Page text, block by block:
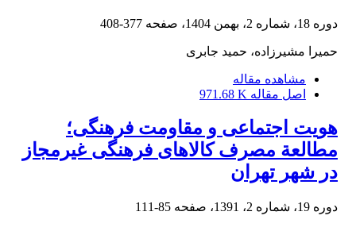
دوره 18، شماره 2، بهمن 1404، صفحه 377-408
حمیرا مشیرزاده، حمید جابری
مشاهده مقاله
اصل مقاله 971.68 K
هویت اجتماعی و مقاومت فرهنگی؛
مطالعة مصرف کالاهای فرهنگی غیرمجاز
در شهر تهران
دوره 19، شماره 2، 1391، صفحه 85-111